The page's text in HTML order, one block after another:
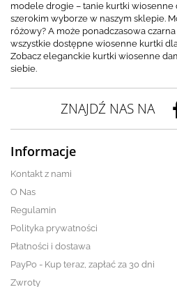
modele drogie – tanie kurtki wiosenne
szerokim wyborze w naszym sklepie.
różowy? A może ponadczasowa
wszystkie dostępne wiosenne kurtki
Zobacz eleganckie kurtki wiosenne
siebie.
ZNAJDŹ NAS NA
Informacje
Kontakt z nami
O Nas
Regulamin
Polityka prywatności
Płatności i dostawa
PayPo - Kup teraz, zapłać za 30 dni
Zwroty